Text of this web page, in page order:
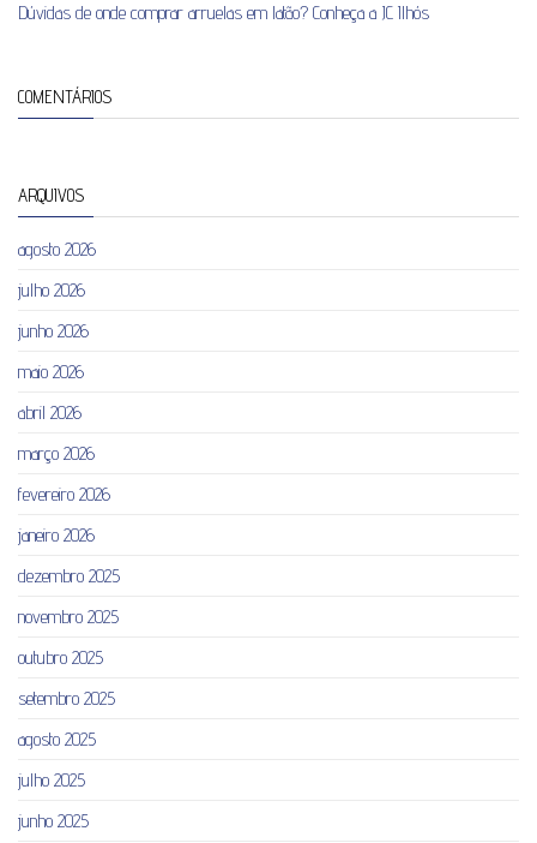
Dúvidas de onde comprar arruelas em latão? Conheça a JC Ilhós
COMENTÁRIOS
ARQUIVOS
agosto 2026
julho 2026
junho 2026
maio 2026
abril 2026
março 2026
fevereiro 2026
janeiro 2026
dezembro 2025
novembro 2025
outubro 2025
setembro 2025
agosto 2025
julho 2025
junho 2025